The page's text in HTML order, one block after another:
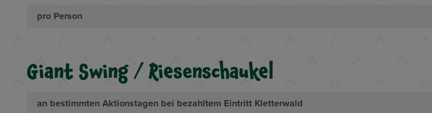
pro Person
Giant Swing / Riesenschaukel
an bestimmten Aktionstagen bei bezahltem Eintritt Kletterwald